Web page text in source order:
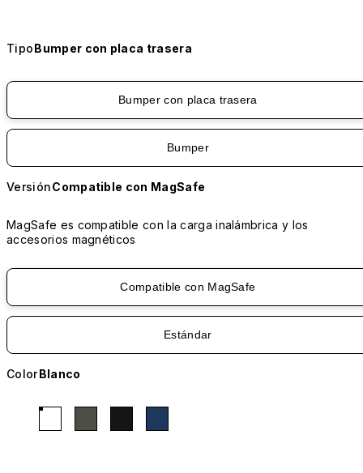
TipoBumper con placa trasera
Bumper con placa trasera
Bumper
VersiónCompatible con MagSafe
MagSafe es compatible con la carga inalámbrica y los
accesorios magnéticos
Compatible con MagSafe
Estándar
ColorBlanco